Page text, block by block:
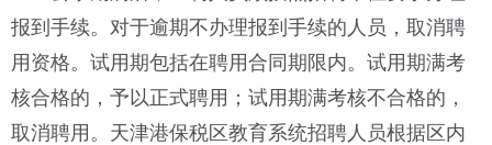
报到手续。对于逾期不办理报到手续的人员，取消聘
用资格。试用期包括在聘用合同期限内。试用期满考
核合格的，予以正式聘用；试用期满考核不合格的，
取消聘用。天津港保税区教育系统招聘人员根据区内